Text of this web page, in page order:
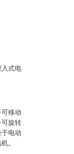
入式电
移动
可旋转
电动
。